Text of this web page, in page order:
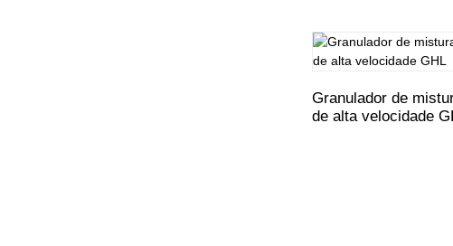
Granulador de
de alta velocidade